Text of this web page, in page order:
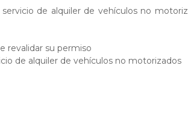
de alquiler de vehículos no
revalidar su permiso
de alquiler de vehículos no motorizados